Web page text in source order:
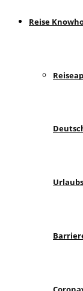
Reise